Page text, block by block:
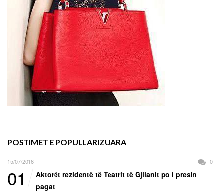
POSTIMET E POPULLARIZUARA
15/07/2016 0
01
Aktorët rezidentë të Teatrit të Gjilanit po i presin
pagat